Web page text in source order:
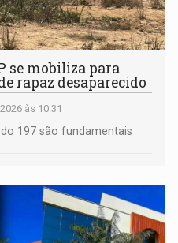
se mobiliza para
rapaz desaparecido
às 10:31
197 são fundamentais